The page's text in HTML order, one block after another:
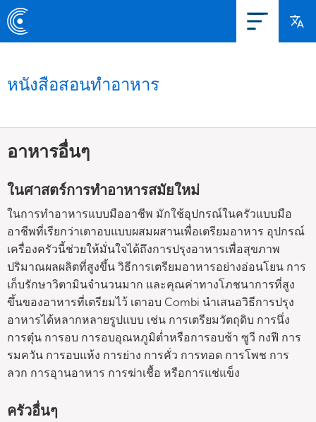
หนังสือสอนทำอาหาร
อาหารอื่นๆ
ในศาสตร์การทำอาหารสมัยใหม่
ในการทำอาหารแบบมืออาชีพ มักใช้อุปกรณ์ในครัวแบบมือ
อาชีพที่เรียกว่าเตาอบแบบผสมผสานเพื่อเตรียมอาหาร อุปกรณ์
เครื่องครัวนี้ช่วยให้มั่นใจได้ถึงการปรุงอาหารเพื่อสุขภาพ
ปริมาณผลผลิตที่สูงขึ้น วิธีการเตรียมอาหารอย่างอ่อนโยน การ
เก็บรักษาวิตามินจำนวนมาก และคุณค่าทางโภชนาการที่สูง
ขึ้นของอาหารที่เตรียมไว้ เตาอบ Combi นำเสนอวิธีการปรุง
อาหารได้หลากหลายรูปแบบ เช่น การเตรียมวัตถุดิบ การนึ่ง
การตุ๋น การอบ การอบอุณหภูมิต่ำหรือการอบช้า ซูวี กงฟี การ
รมควัน การอบแห้ง การย่าง การคั่ว การทอด การโพช การ
ลวก การอุานอาหาร การฆ่าเชื้อ หรือการแช่แข็ง
ครัวอื่นๆ